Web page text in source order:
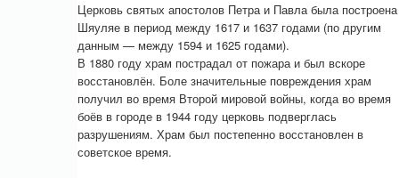
Церковь святых апостолов Петра и Павла была
Шяуляе в период между 1617 и 1637 годами (по другим
данным — между 1594 и 1625 годами).
В 1880 году храм пострадал от пожара и был вскоре
восстановлён. Боле значительные повреждения храм
получил во время Второй мировой войны, когда во время
боёв в городе в 1944 году церковь подверглась
разрушениям. Храм был постепенно восстановлен в
советское время.